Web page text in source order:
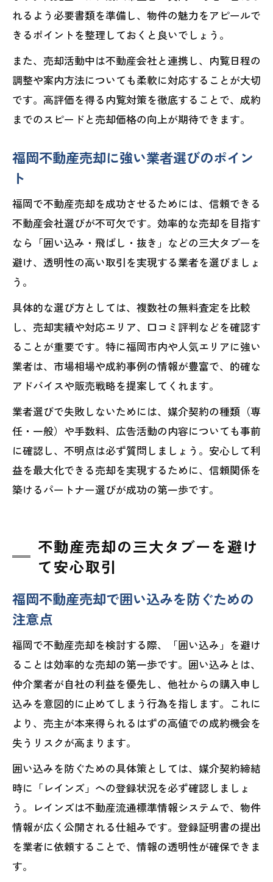
れるよう必要書類を準備し、物件の魅力をアピールで
きるポイントを整理しておくと良いでしょう。
また、売却活動中は不動産会社と連携し、内覧日程の
調整や案内方法についても柔軟に対応することが大切
です。高評価を得る内覧対策を徹底することで、成約
までのスピードと売却価格の向上が期待できます。
福岡不動産売却に強い業者選びのポイン
ト
福岡で不動産売却を成功させるためには、信頼できる
不動産会社選びが不可欠です。効率的な売却を目指す
なら「囲い込み・飛ばし・抜き」などの三大タブーを
避け、透明性の高い取引を実現する業者を選びましょ
う。
具体的な選び方としては、複数社の無料査定を比較
し、売却実績や対応エリア、口コミ評判などを確認す
ることが重要です。特に福岡市内や人気エリアに強い
業者は、市場相場や成約事例の情報が豊富で、的確な
アドバイスや販売戦略を提案してくれます。
業者選びで失敗しないためには、媒介契約の種類（専
任・一般）や手数料、広告活動の内容についても事前
に確認し、不明点は必ず質問しましょう。安心して利
益を最大化できる売却を実現するために、信頼関係を
築けるパートナー選びが成功の第一歩です。
不動産売却の三大タブーを避け
て安心取引
福岡不動産売却で囲い込みを防ぐための
注意点
福岡で不動産売却を検討する際、「囲い込み」を避け
ることは効率的な売却の第一歩です。囲い込みとは、
仲介業者が自社の利益を優先し、他社からの購入申し
込みを意図的に止めてしまう行為を指します。これに
より、売主が本来得られるはずの高値での成約機会を
失うリスクが高まります。
囲い込みを防ぐための具体策としては、媒介契約締結
時に「レインズ」への登録状況を必ず確認しましょ
う。レインズは不動産流通標準情報システムで、物件
情報が広く公開される仕組みです。登録証明書の提出
を業者に依頼することで、情報の透明性が確保できま
す。